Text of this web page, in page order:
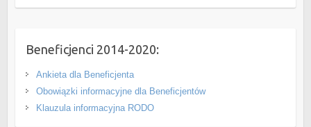
Beneficjenci 2014-2020:
Ankieta dla Beneficjenta
Obowiązki informacyjne dla Beneficjentów
Klauzula informacyjna RODO